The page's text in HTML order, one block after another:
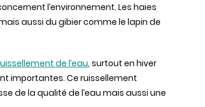
l’environnement. Les haies
aussi du gibier comme le lapin de
de l’eau, surtout en hiver
importantes. Ce ruissellement
de la qualité de l’eau mais aussi une